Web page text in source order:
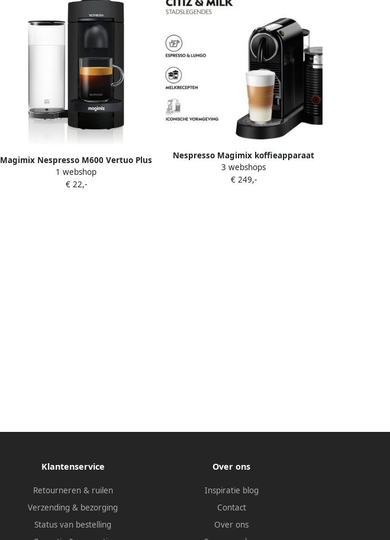
Magimix Nespresso M600 Vertuo Plus
Koffiecupmachine Mat Zwart
1 webshop
€ 22,-
Nespresso Magimix koffieapparaat
CitiZ & Milk M196 (Zwart)
3 webshops
€ 249,-
Klantenservice
Retourneren & ruilen
Verzending & bezorging
Status van bestelling
Over ons
Inspiratie blog
Contact
Over ons